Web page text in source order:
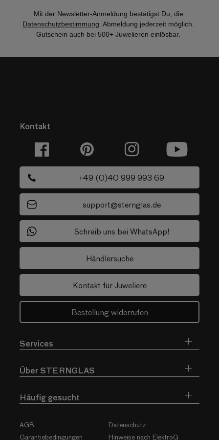
Mit der Newsletter-Anmeldung bestätigst Du, die
Datenschutzbestimmung. Abmeldung jederzeit möglich.
Gutschein auch bei 500+ Juwelieren einlösbar.
Kontakt
Facebook Pinterest Instagram YouTube
+49 (0)40 999 993 69
support@sternglas.de
Schreib uns bei WhatsApp!
Händlersuche
Kontakt für Juweliere
Bestellung widerrufen
Services
Über STERNGLAS
Häufig gesucht
AGB
Datenschutz
Garantiebedingungen
Hinweise nach ElektroG